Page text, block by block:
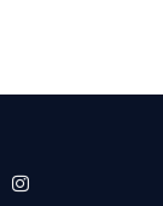
Instagram